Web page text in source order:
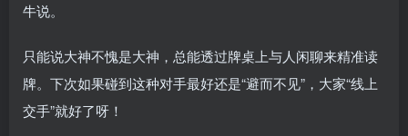
牛说。
只能说大神不愧是大神，总能透过牌桌上与人闲聊来精准读
牌。下次如果碰到这种对手最好还是“避而不见”，大家“线上
交手”就好了呀！